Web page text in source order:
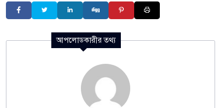
আপলোডকারীর তথ্য